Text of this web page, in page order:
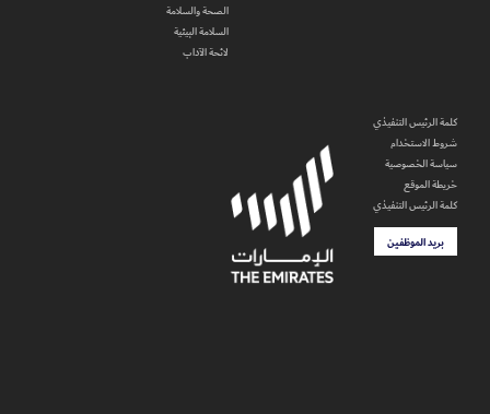
الصحة والسلامة
السلامة البيئية
لائحة الآداب
كلمة الرئيس التنفيذي
شروط الاستخدام
سياسة الخصوصية
خريطة الموقع
كلمة الرئيس التنفيذي
بريد الموظفين